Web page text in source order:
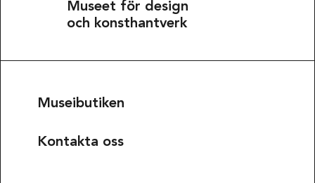
Museet för design
och konsthantverk
Museibutiken
Kontakta oss